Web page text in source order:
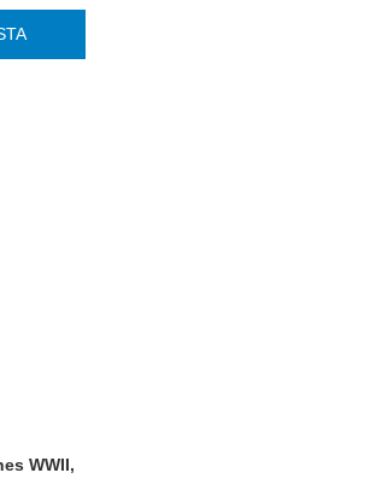
WWII,